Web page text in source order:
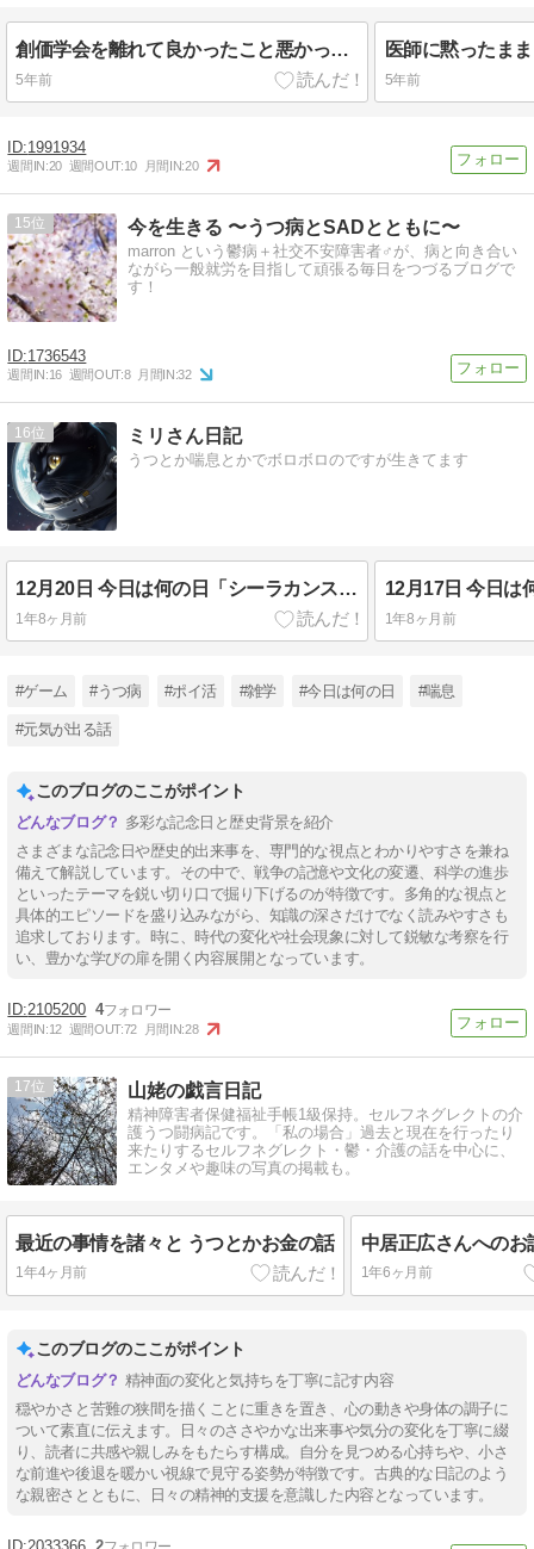
創価学会を離れて良かったこと悪かったこと
5年前 5年前
1991934
週間IN:20 週間OUT:10 月間IN:20
15 今を生きる 〜うつ病とSADとともに〜
marron という鬱病＋社交不安障害者♂が、病と向き合い
ながら一般就労を目指して頑張る毎日をつづるブログで
す！
1736543
週間IN:16 週間OUT:8 月間IN:32
16 ミリさん日記
うつとか喘息とかでボロボロのですが生きてます
12月20日 今日は何の日「シーラカンスの日」@兵庫県知事選前
1年8ヶ月前 1年8ヶ月前
#ゲーム #うつ病 #ポイ活 #雑学 #今日は何の日 #喘息
#元気が出る話
このブログのここがポイント
多彩な記念日と歴史背景を紹介
さまざまな記念日や歴史的出来事を、専門的な視点とわかりやすさを兼ね
備えて解説しています。その中で、戦争の記憶や文化の変遷、科学の進歩
といったテーマを鋭い切り口で掘り下げるのが特徴です。多角的な視点と
具体的エピソードを盛り込みながら、知識の深さだけでなく読みやすさも
追求しております。時に、時代の変化や社会現象に対して鋭敏な考察を行
い、豊かな学びの扉を開く内容展開となっています。
2105200 4
週間IN:12 週間OUT:72 月間IN:28
17 山姥の戯言日記
精神障害者保健福祉手帳1級保持。セルフネグレクトの介
護うつ闘病記です。「私の場合」過去と現在を行ったり
来たりするセルフネグレクト・鬱・介護の話を中心に、
エンタメや趣味の写真の掲載も。
最近の事情を諸々と うつとかお金の話
1年4ヶ月前
中居正広さんへのお
1年6ヶ月前
このブログのここがポイント
精神面の変化と気持ちを丁寧に記す内容
穏やかさと苦難の狭間を描くことに重きを置き、心の動きや身体の調子に
ついて素直に伝えます。日々のささやかな出来事や気分の変化を丁寧に綴
り、読者に共感や親しみをもたらす構成。自分を見つめる心持ちや、小さ
な前進や後退を暖かい視線で見守る姿勢が特徴です。古典的な日記のよう
な親密さとともに、日々の精神的支援を意識した内容となっています。